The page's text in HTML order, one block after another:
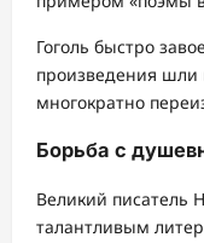
Гоголь быстро
произведения шли
многократно
Борьба с
Великий писатель
талантливым